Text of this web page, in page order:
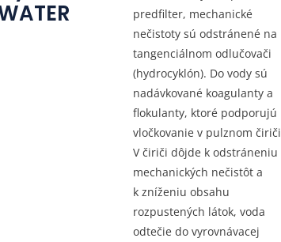
predfilter, mechanické
nečistoty sú odstránené na
tangenciálnom odlučovači
(hydrocyklón). Do vody sú
nadávkované koagulanty a
flokulanty, ktoré podporujú
vločkovanie v pulznom
V čiriči dôjde k odstráneniu
mechanických nečistôt a
k zníženiu obsahu
rozpustených látok, voda
odtečie do vyrovnávacej